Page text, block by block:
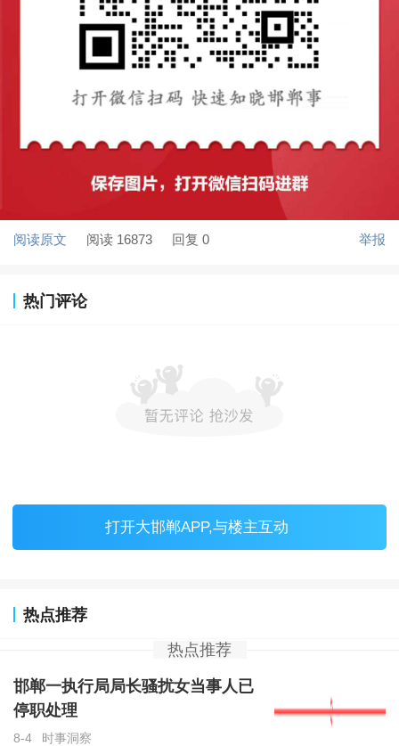
阅读原文 阅读 16873 回复 0 举报
热门评论
打开大邯郸APP,与楼主互动
热点推荐
热点推荐
邯郸一执行局局长骚扰女当事人已
停职处理
8-4 时事洞察